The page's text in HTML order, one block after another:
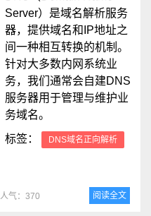
Server）是域名解析服务
器，提供域名和IP地址之
间一种相互转换的机制。
针对大多数内网系统业
务，我们通常会自建DNS
服务器用于管理与维护业
务域名。
标签：
DNS域名正向解析
人气：370 阅读全文